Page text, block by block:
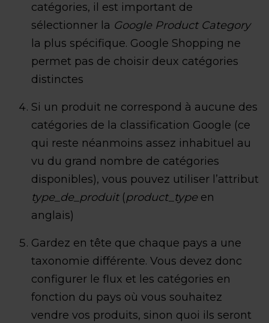
catégories, il est important de
sélectionner la Google Product Category
la plus spécifique. Google Shopping ne
permet pas de choisir deux catégories
distinctes
Si un produit ne correspond à aucune des
catégories de la classification Google (ce
qui reste néanmoins assez inhabituel au
vu du grand nombre de catégories
disponibles), vous pouvez utiliser l’attribut
type_de_produit(product_type en
anglais)
Gardez en tête que chaque pays a une
taxonomie différente. Vous devez donc
configurer le flux et les catégories en
fonction du pays où vous souhaitez
vendre vos produits, sinon quoi ils seront